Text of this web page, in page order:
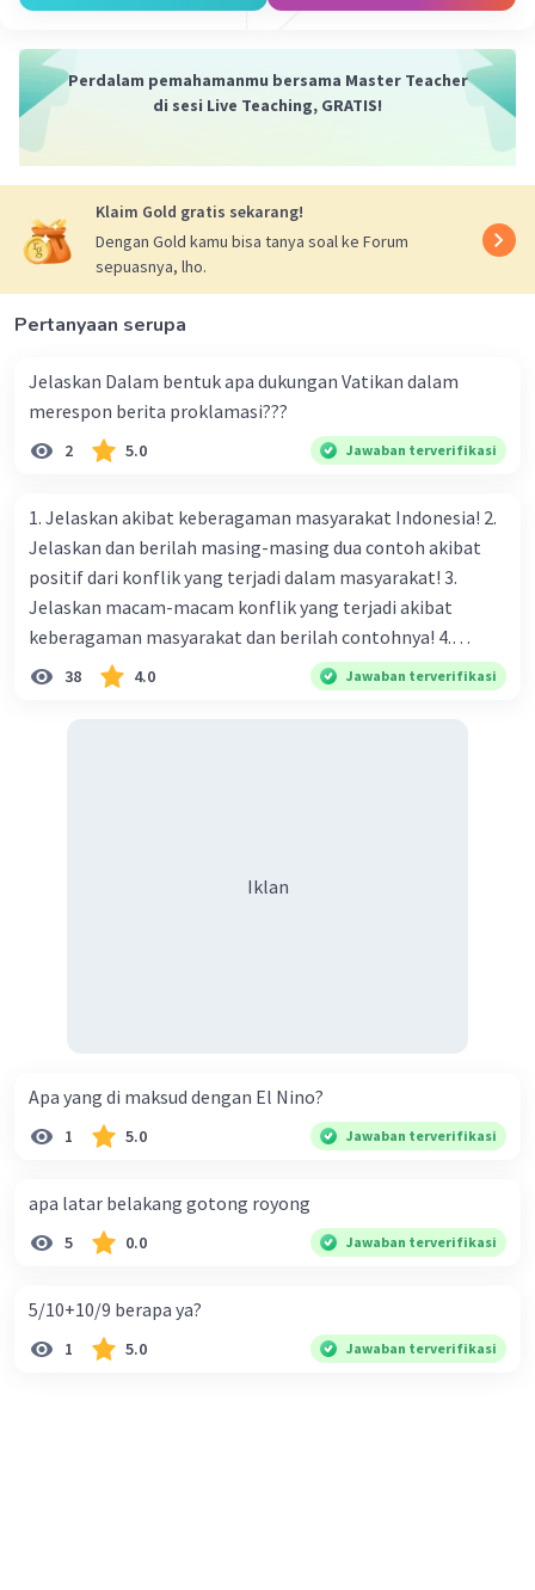
Perdalam pemahamanmu bersama Master Teacher
di sesi Live Teaching, GRATIS!
Klaim Gold gratis sekarang!
Dengan Gold kamu bisa tanya soal ke Forum
sepuasnya, lho.
Pertanyaan serupa
Jelaskan Dalam bentuk apa dukungan Vatikan dalam
merespon berita proklamasi???
2 5.0 Jawaban terverifikasi
1. Jelaskan akibat keberagaman masyarakat Indonesia! 2.
Jelaskan dan berilah masing-masing dua contoh akibat
positif dari konflik yang terjadi dalam masyarakat! 3.
Jelaskan macam-macam konflik yang terjadi akibat
keberagaman masyarakat dan berilah contohnya! 4.
Mengapa dalam masyarakat yang memiliki keberagaman
38 4.0 Jawaban terverifikasi
Iklan
Apa yang di maksud dengan El Nino?
1 5.0 Jawaban terverifikasi
apa latar belakang gotong royong
5 0.0 Jawaban terverifikasi
5/10+10/9 berapa ya?
1 5.0 Jawaban terverifikasi